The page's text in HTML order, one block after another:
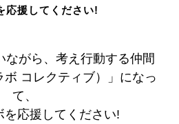
応援してください!
ながら、考え行動する仲間
ボ コレクティブ）」になっ
て、
を応援してください!